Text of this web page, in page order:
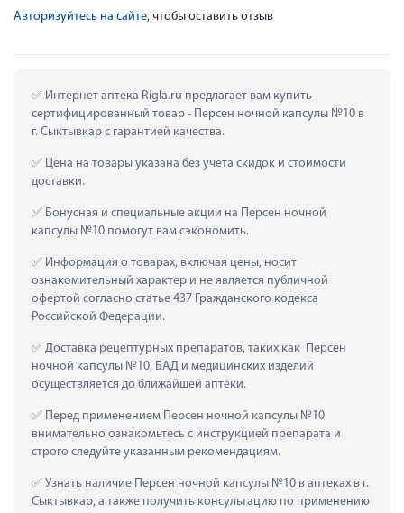
Авторизуйтесь на сайте, чтобы оставить отзыв
Интернет аптека Rigla.ru предлагает вам купить
сертифицированный товар - Персен ночной капсулы №10 в
г. Сыктывкар с гарантией качества.
Цена на товары указана без учета скидок и стоимости
доставки.
Бонусная и специальные акции на Персен ночной
капсулы №10 помогут вам сэкономить.
Информация о товарах, включая цены, носит
ознакомительный характер и не является публичной
офертой согласно статье 437 Гражданского кодекса
Российской Федерации.
Доставка рецептурных препаратов, таких как  Персен
ночной капсулы №10, БАД и медицинских изделий
осуществляется до ближайшей аптеки.
Перед применением Персен ночной капсулы №10
внимательно ознакомьтесь с инструкцией препарата и
строго следуйте указанным рекомендациям.
Узнать наличие Персен ночной капсулы №10 в аптеках в г.
Сыктывкар, а также получить консультацию по применению